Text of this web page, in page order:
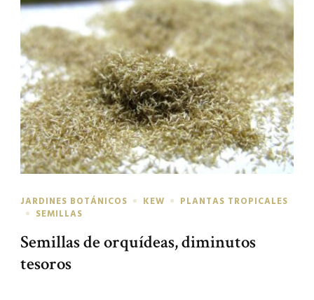
JARDINES BOTÁNICOS KEW
PLANTAS TROPICALES
SEMILLAS
Semillas de orquídeas, diminutos
tesoros